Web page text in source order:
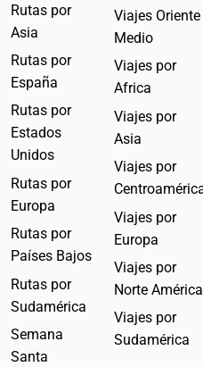
Rutas por
Asia
Rutas por
España
Rutas por
Estados
Unidos
Rutas por
Europa
Rutas por
Países Bajos
Rutas por
Sudamérica
Semana
Santa
Viajes Oriente
Medio
Viajes por
Africa
Viajes por
Asia
Viajes por
Viajes por
Europa
Viajes por
Norte América
Viajes por
Sudamérica